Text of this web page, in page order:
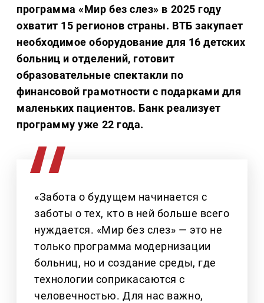
программа «Мир без слез» в 2025 году
охватит 15 регионов страны. ВТБ закупает
необходимое оборудование для 16 детских
больниц и отделений, готовит
образовательные спектакли по
финансовой грамотности с подарками для
маленьких пациентов. Банк реализует
программу уже 22 года.
«Забота о будущем начинается с
заботы о тех, кто в ней больше всего
нуждается. «Мир без слез» — это не
только программа модернизации
больниц, но и создание среды, где
технологии соприкасаются с
человечностью. Для нас важно,